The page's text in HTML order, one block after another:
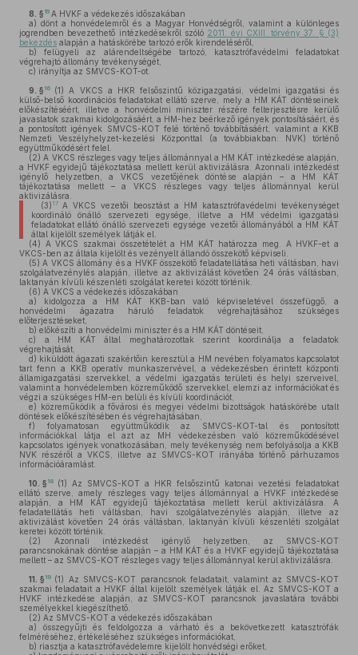
8. § 15 A HVKF a védekezés időszakában
a) dönt a honvédelemről és a Magyar Honvédségről, valamint a különleges
jogrendben bevezethető intézkedésekről szóló 2011. évi CXIII. törvény 37. § (3)
bekezdés alapján a hatáskörébe tartozó erők kirendeléséről,
b) felügyeli az alárendeltségébe tartozó, katasztrófavédelmi feladatokat
végrehajtó állomány tevékenységét,
c) irányítja az SMVCS-KOT-ot.
9. § 16 (1) A VKCS a HKR felsőszintű közigazgatási, védelmi igazgatási és
külső-belső koordinációs feladatokat ellátó szerve, mely a HM KÁT döntéseinek
előkészítéséért, illetve a honvédelmi miniszter részére felterjesztésre kerülő
javaslatok szakmai kidolgozásáért, a HM-hez beérkező igények pontosításáért, és
a pontosított igények SMVCS-KOT felé történő továbbításáért, valamint a KKB
Nemzeti Veszélyhelyzet-kezelési Központtal (a továbbiakban: NVK) történő
együttműködésért felel.
(2) A VKCS részleges vagy teljes állománnyal a HM KÁT intézkedése alapján,
a HVKF egyidejű tájékoztatása mellett kerül aktivizálásra. Azonnali intézkedést
igénylő helyzetben, a VKCS vezetőjének döntése alapján – a HM KÁT
tájékoztatása mellett – a VKCS részleges vagy teljes állománnyal kerül
aktivizálásra.
(3) 17A VKCS vezetői beosztást a HM katasztrófavédelmi tevékenységet
koordináló önálló szervezeti egysége, illetve a HM védelmi igazgatási
feladatokat ellátó önálló szervezeti egysége vezetői állományából a HM KÁT
által kijelölt személyek látják el.
(4) A VKCS szakmai összetételét a HM KÁT határozza meg. A HVKF-et a
VKCS-ben az általa kijelölt és vezényelt állandó összekötő képviseli.
(5) A VKCS állomány és a HVKF összekötő feladatellátása heti váltásban, havi
szolgálatvezénylés alapján, illetve az aktivizálást követően 24 órás váltásban,
laktanyán kívüli készenléti szolgálat keretei között történik.
(6) A VKCS a védekezés időszakában
a) kidolgozza a HM KÁT KKB-ban való képviseletével összefüggő, a
honvédelmi ágazatra háruló feladatok végrehajtásához szükséges
előterjesztéseket,
b) előkészíti a honvédelmi miniszter és a HM KÁT döntéseit,
c) a HM KÁT által meghatározottak szerint koordinálja a feladatok
végrehajtását,
d) kiküldött ágazati szakértőin keresztül a HM nevében folyamatos kapcsolatot
tart fenn a KKB operatív munkaszervével, a védekezésben érintett központi
államigazgatási szervekkel, a védelmi igazgatás területi és helyi szerveivel,
valamint a honvédelemben közreműködő szervekkel, elemzi az információkat és
végzi a szükséges HM-en belüli és kívüli koordinációt,
e) közreműködik a fővárosi és megyei védelmi bizottságok hatáskörébe utalt
döntések előkészítésében és végrehajtásában,
f) folyamatosan együttműködik az SMVCS-KOT-tal és pontosított
információkkal látja el azt az MH védekezésben való közreműködésével
kapcsolatos igények vonatkozásában, mely tevékenység nem befolyásolja a KKB
NVK részéről a VKCS, illetve az SMVCS-KOT irányába történő párhuzamos
információáramlást.
10. § 18 (1) Az SMVCS-KOT a HKR felsőszintű katonai vezetési feladatokat
ellátó szerve, amely részleges vagy teljes állománnyal a HVKF intézkedése
alapján, a HM KÁT egyidejű tájékoztatása mellett kerül aktivizálásra. A
feladatellátás heti váltásban, havi szolgálatvezénylés alapján, illetve az
aktivizálást követően 24 órás váltásban, laktanyán kívüli készenléti szolgálat
keretei között történik.
(2) Azonnali intézkedést igénylő helyzetben, az SMVCS-KOT
parancsnokának döntése alapján – a HM KÁT és a HVKF egyidejű tájékoztatása
mellett – az SMVCS-KOT részleges vagy teljes állománnyal kerül aktivizálásra.
11. § 19 (1) Az SMVCS-KOT parancsnok feladatait, valamint az SMVCS-KOT
szakmai feladatait a HVKF által kijelölt személyek látják el. Az SMVCS-KOT a
HVKF intézkedése alapján, az SMVCS-KOT parancsnok javaslatára további
személyekkel kiegészíthető.
(2) Az SMVCS-KOT a védekezés időszakában
a) összegyűjti és feldolgozza a várható és a bekövetkezett katasztrófák
felméréséhez, értékeléséhez szükséges információkat,
b) riasztja a katasztrófavédelemre kijelölt honvédségi erőket,